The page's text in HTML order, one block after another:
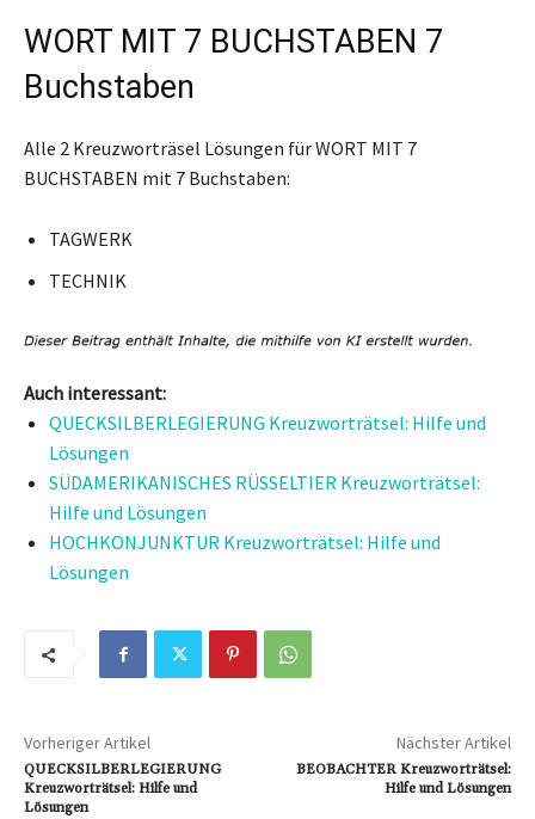
WORT MIT 7 BUCHSTABEN 7
Buchstaben
Alle 2 Kreuzworträsel Lösungen für WORT MIT 7
BUCHSTABEN mit 7 Buchstaben:
TAGWERK
TECHNIK
Auch interessant:
QUECKSILBERLEGIERUNG Kreuzworträtsel: Hilfe und
Lösungen
SÜDAMERIKANISCHES RÜSSELTIER Kreuzworträtsel:
Hilfe und Lösungen
HOCHKONJUNKTUR Kreuzworträtsel: Hilfe und
Lösungen
Vorheriger Artikel
QUECKSILBERLEGIERUNG
Kreuzworträtsel: Hilfe und
Lösungen
Nächster Artikel
BEOBACHTER Kreuzworträtsel:
Hilfe und Lösungen